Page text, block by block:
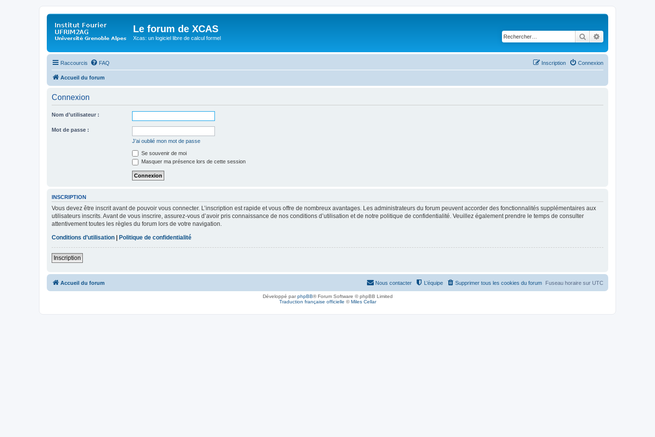
Le forum de XCAS
Xcas: un logiciel libre de calcul formel Rechercher
Raccourcis FAQ Connexion
Inscription
Accueil du forum
Connexion
Nom d’utilisateur :
Mot de passe :
J’ai oublié mon mot de passe
Se souvenir de moi
Masquer ma présence lors de cette session
INSCRIPTION
Vous devez être inscrit avant de pouvoir vous connecter. L’inscription est rapide et vous offre de nombreux avantages. Les administrateurs du forum peuvent accorder des fonctionnalités supplémentaires aux
utilisateurs inscrits. Avant de vous inscrire, assurez-vous d’avoir pris connaissance de nos conditions d’utilisation et de notre politique de confidentialité. Veuillez également prendre le temps de consulter
attentivement toutes les règles du forum lors de votre navigation.
Conditions d’utilisation
Politique de confidentialité
Inscription
Accueil du forum Fuseau horaire sur UTC
Supprimer tous les cookies du forum
L’équipe
Nous contacter
Développé parphpBB® Forum Software © phpBB Limited
Traduction française officielle ©Miles Cellar